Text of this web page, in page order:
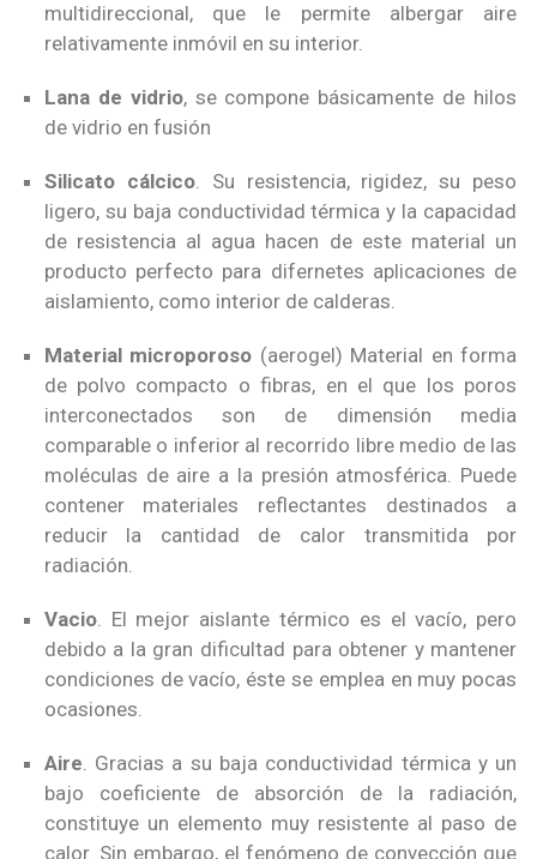
multidireccional, que le permite albergar aire
relativamente inmóvil en su interior.
Lana de vidrio, se compone básicamente de hilos
de vidrio en fusión
Silicato cálcico. Su resistencia, rigidez, su peso
ligero, su baja conductividad térmica y la capacidad
de resistencia al agua hacen de este material un
producto perfecto para difernetes aplicaciones de
aislamiento, como interior de calderas.
Material microporoso (aerogel) Material en forma
de polvo compacto o fibras, en el que los poros
interconectados son de dimensión media
comparable o inferior al recorrido libre medio de las
moléculas de aire a la presión atmosférica. Puede
contener materiales reflectantes destinados a
reducir la cantidad de calor transmitida por
radiación.
Vacio. El mejor aislante térmico es el vacío, pero
debido a la gran dificultad para obtener y mantener
condiciones de vacío, éste se emplea en muy pocas
ocasiones.
Aire. Gracias a su baja conductividad térmica y un
bajo coeficiente de absorción de la radiación,
constituye un elemento muy resistente al paso de
calor. Sin embargo, el fenómeno de convección que